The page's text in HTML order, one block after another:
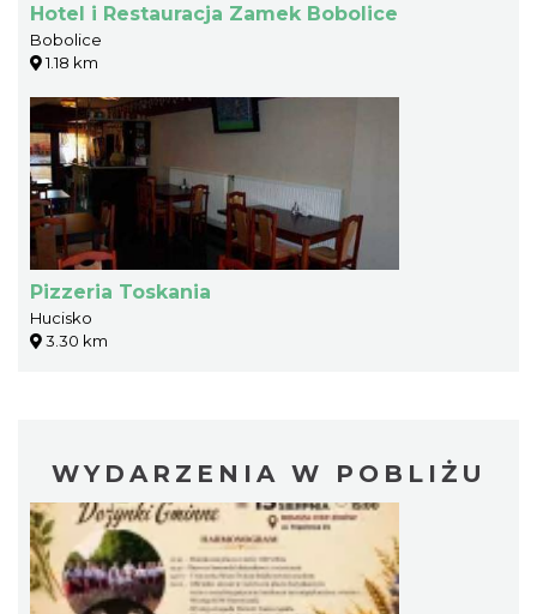
Hotel i Restauracja Zamek Bobolice
Bobolice
1.18 km
Pizzeria Toskania
Hucisko
3.30 km
WYDARZENIA W POBLIŻU